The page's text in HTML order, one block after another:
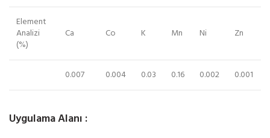
Element
Analizi
(%)
Ca Co K Mn Ni Zn
0.007 0.004 0.03 0.16 0.002 0.001
Uygulama Alanı :